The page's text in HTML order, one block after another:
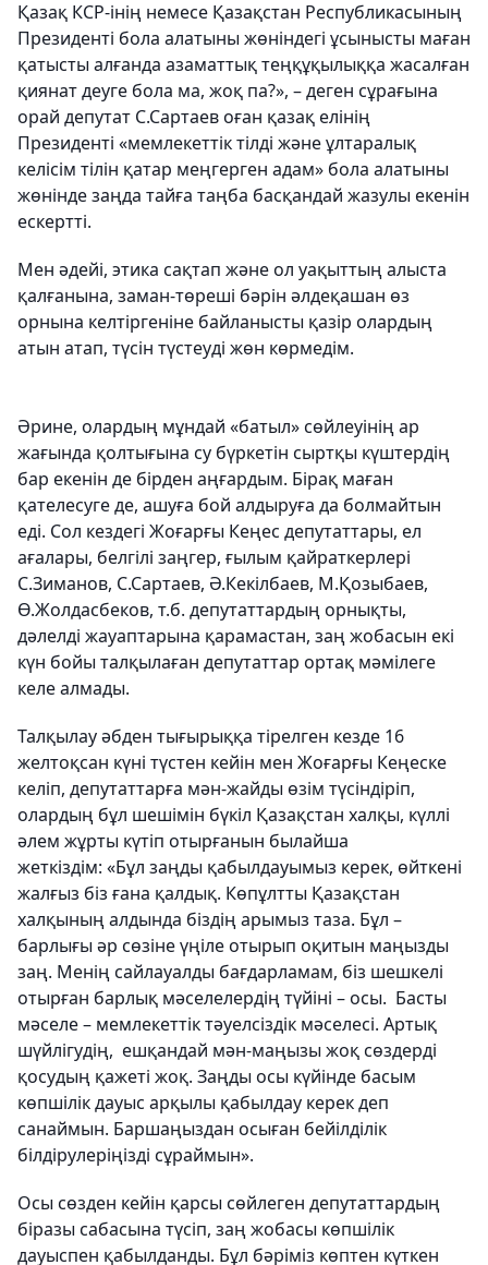
Қазақ КСР-інің немесе Қазақстан Республикасының
Президенті бола алатыны жөніндегі ұсынысты маған
қатысты алғанда азаматтық теңқұқылыққа жасалған
қиянат деуге бола ма, жоқ па?», – деген сұрағына
орай депутат С.Сартаев оған қазақ елінің
Президенті «мемлекеттік тілді және ұлтаралық
келісім тілін қатар меңгерген адам» бола алатыны
жөнінде заңда тайға таңба басқандай жазулы екенін
ескертті.
Мен әдейі, этика сақтап және ол уақыттың алыста
қалғанына, заман-төреші бәрін әлдеқашан өз
орнына келтіргеніне байланысты қазір олардың
атын атап, түсін түстеуді жөн көрмедім.
Әрине, олардың мұндай «батыл» сөйлеуінің ар
жағында қолтығына су бүркетін сыртқы күштердің
бар екенін де бірден аңғардым. Бірақ маған
қателесуге де, ашуға бой алдыруға да болмайтын
еді. Сол кездегі Жоғарғы Кеңес депутаттары, ел
ағалары, белгілі заңгер, ғылым қайраткерлері
С.Зиманов, С.Сартаев, Ә.Кекілбаев, М.Қозыбаев,
Ө.Жолдасбеков, т.б. депутаттардың орнықты,
дәлелді жауаптарына қарамастан, заң жобасын екі
күн бойы талқылаған депутаттар ортақ мәмілеге
келе алмады.
Талқылау әбден тығырыққа тірелген кезде 16
желтоқсан күні түстен кейін мен Жоғарғы Кеңеске
келіп, депутаттарға мән-жайды өзім түсіндіріп,
олардың бұл шешімін бүкіл Қазақстан халқы, күллі
әлем жұрты күтіп отырғанын былайша
жеткіздім: «Бұл заңды қабылдауымыз керек, өйткені
жалғыз біз ғана қалдық. Көпұлтты Қазақстан
халқының алдында біздің арымыз таза. Бұл –
барлығы әр сөзіне үңіле отырып оқитын маңызды
заң. Менің сайлауалды бағдарламам, біз шешкелі
отырған барлық мәселелердің түйіні – осы. Басты
мәселе – мемлекеттік тәуелсіздік мәселесі. Артық
шүйлігудің, ешқандай мән-маңызы жоқ сөздерді
қосудың қажеті жоқ. Заңды осы күйінде басым
көпшілік дауыс арқылы қабылдау керек деп
санаймын. Баршаңыздан осыған бейілділік
білдірулеріңізді сұраймын».
Осы сөзден кейін қарсы сөйлеген депутаттардың
біразы сабасына түсіп, заң жобасы көпшілік
дауыспен қабылданды. Бұл бәріміз көптен күткен